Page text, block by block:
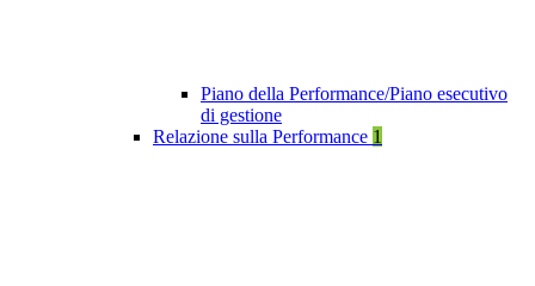
Piano della Performance/Piano esecutivo
di gestione
Relazione sulla Performance 1